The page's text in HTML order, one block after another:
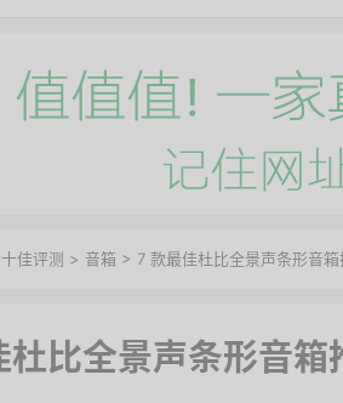
十佳评测 > 音箱 > 7 款最佳杜比全景声条形音箱
杜比全景声条形音箱